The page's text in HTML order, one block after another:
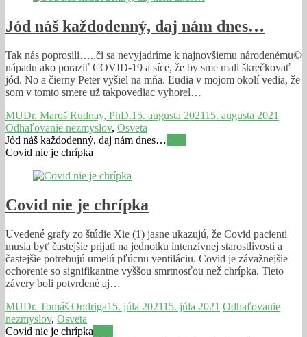
Jód náš každodenný, daj nám dnes…
Tak nás poprosili…..či sa nevyjadríme k najnovšiemu národenému©
nápadu ako poraziť COVID-19 a síce, že by sme mali škrečkovať
jód. No a čierny Peter vyšiel na mňa. Ľudia v mojom okolí vedia, že
som v tomto smere už takpovediac vyhorel…
MUDr. Maroš Rudnay, PhD.15. augusta 202115. augusta 2021
Odhaľovanie nezmyslov, Osveta
Jód náš každodenný, daj nám dnes…
Covid nie je chrípka
Covid nie je chrípka
Uvedené grafy zo štúdie Xie (1) jasne ukazujú, že Covid pacienti
musia byť častejšie prijatí na jednotku intenzívnej starostlivosti a
častejšie potrebujú umelú pľúcnu ventiláciu. Covid je závažnejšie
ochorenie so signifikantne vyššou smrtnosťou než chrípka. Tieto
závery boli potvrdené aj…
MUDr. Tomáš Ondriga15. júla 202115. júla 2021 Odhaľovanie
nezmyslov, Osveta
Covid nie je chrípka